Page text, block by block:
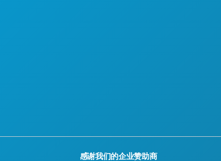
感谢我们的企业赞助商